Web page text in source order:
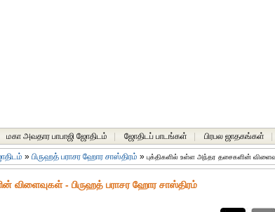
மகா அவதார பாபாஜி ஜோதிடம் ஜோதிடப் பாடங்கள் பிரபல ஜாதகங்கள்
» பிருஹத் பராசர ஹோர சாஸ்திரம் » புக்திகளில் உள்ள அந்தர தசைகளின்
விளைவுகள் - பிருஹத் பராசர ஹோர சாஸ்திரம்